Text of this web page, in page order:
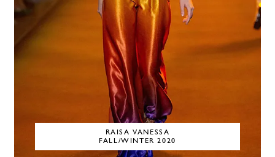
RAISA VANESSA
FALL/WINTER 2020